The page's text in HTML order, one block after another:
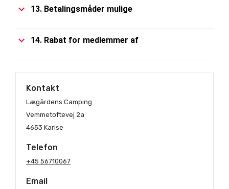
13. Betalingsmåder mulige
14. Rabat for medlemmer af
Kontakt
Lægårdens Camping
Vemmetoftevej 2a
4653 Karise
Telefon
+45 56710067
Email